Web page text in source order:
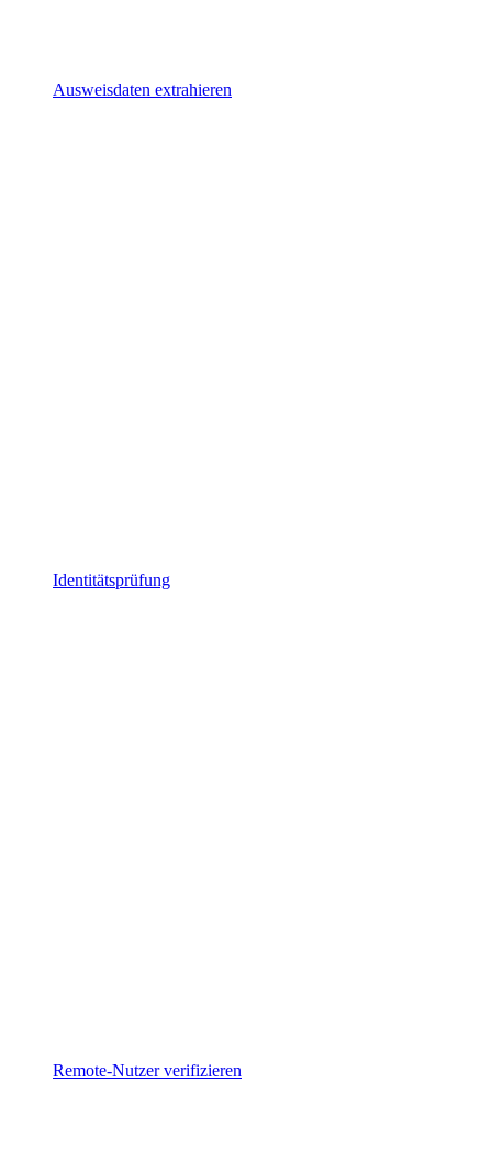
Ausweisdaten extrahieren
Identitätsprüfung
Remote-Nutzer verifizieren